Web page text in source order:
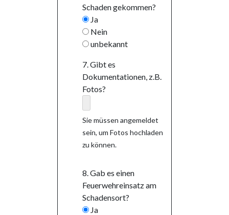
Schaden gekommen?
Ja
Nein
unbekannt
7. Gibt es
Dokumentationen, z.B.
Fotos?
Sie müssen angemeldet
sein, um Fotos hochladen
zu können.
8. Gab es einen
Feuerwehreinsatz am
Schadensort?
Ja